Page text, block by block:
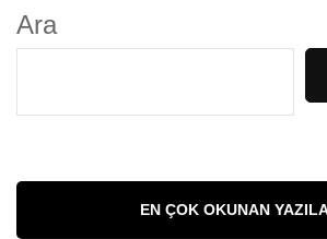
Ara
EN ÇOK OKUNAN